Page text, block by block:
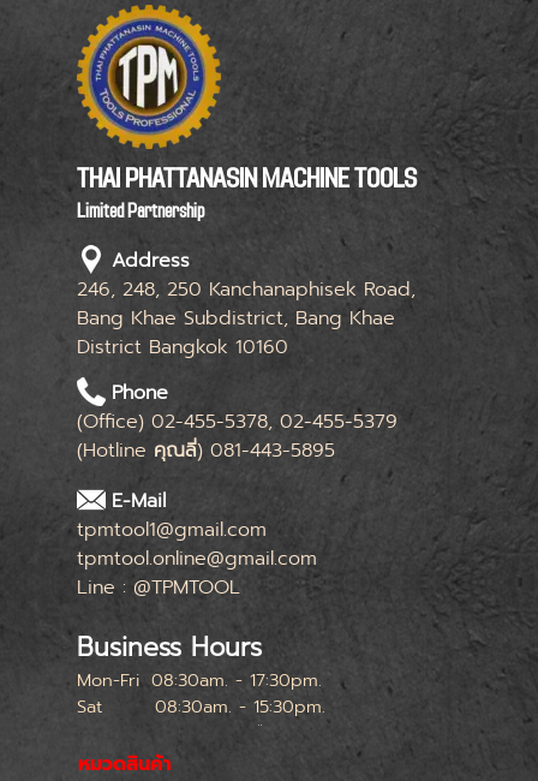
THAI PHATTANASIN MACHINE TOOLS
Limited Partnership
Address
246, 248, 250 Kanchanaphisek Road,
Bang Khae Subdistrict, Bang Khae
District Bangkok 10160
Phone
(Office) 02-455-5378, 02-455-5379
(Hotline คุณลี่) 081-443-5895
E-Mail
tpmtool1@gmail.com
tpmtool.online@gmail.com
Line : @TPMTOOL
Business Hours
Mon-Fri 08:30am. - 17:30pm.
Sat
08:30am. - 15:30pm.
หยุดทุกเสาร์สุดท้ายของเดือน
หมวดสินค้า